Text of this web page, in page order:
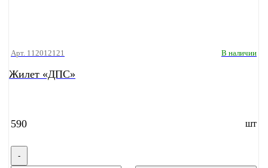
Арт. 112012121 В наличии
Жилет «ДПС»
590 шт
-